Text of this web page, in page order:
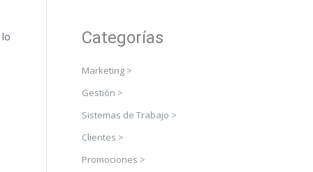
Categorías
Marketing >
Gestión >
Sistemas de Trabajo >
Clientes >
Promociones >